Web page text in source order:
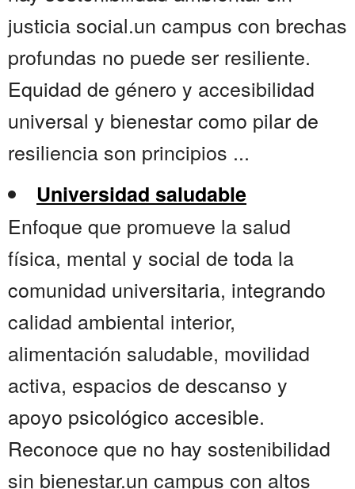
justicia social.un campus con brechas
profundas no puede ser resiliente.
Equidad de género y accesibilidad
universal y bienestar como pilar de
resiliencia son principios ...
Universidad saludable
Enfoque que promueve la salud
física, mental y social de toda la
comunidad universitaria, integrando
calidad ambiental interior,
alimentación saludable, movilidad
activa, espacios de descanso y
apoyo psicológico accesible.
Reconoce que no hay sostenibilidad
sin bienestar.un campus con altos